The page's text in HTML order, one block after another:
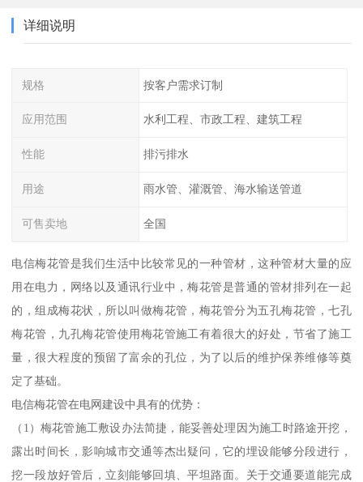
详细说明
规格 按客户需求订制
应用范围 水利工程、市政工程、建筑工程
性能 排污排水
用途 雨水管、灌溉管、海水输送管道
可售卖地 全国
电信梅花管是我们生活中比较常见的一种管材，这种管材大量的应
用在电力，网络以及通讯行业中，梅花管是普通的管材排列在一起
的，组成梅花状，所以叫做梅花管，梅花管分为五孔梅花管，七孔
梅花管，九孔梅花管使用梅花管施工有着很大的好处，节省了施工
量，很大程度的预留了富余的孔位，为了以后的维护保养维修等奠
定了基础。
电信梅花管在电网建设中具有的优势：
（1）梅花管施工敷设办法简捷，能妥善处理因为施工时路途开挖，
露出时间长，影响城市交通等杰出疑问，它的埋设能够分段进行，
挖一段放好管后，立刻能够回填、平坦路面。关于交通要道能完成